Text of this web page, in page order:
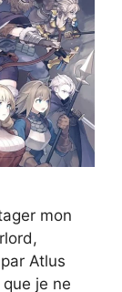
mon
Atlus
je ne